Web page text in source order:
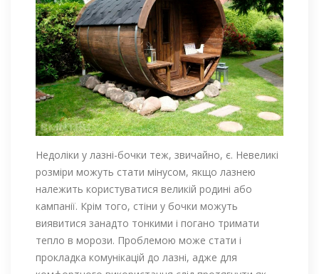
Недоліки у лазні-бочки теж, звичайно, є. Невеликі
розміри можуть стати мінусом, якщо лазнею
належить користуватися великій родині або
кампанії. Крім того, стіни у бочки можуть
виявитися занадто тонкими і погано тримати
тепло в морози. Проблемою може стати і
прокладка комунікацій до лазні, адже для